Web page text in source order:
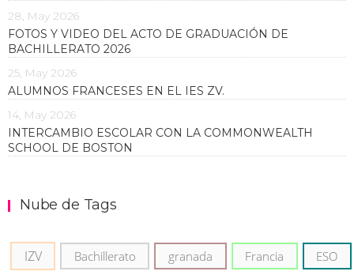
28, May 2026
FOTOS Y VIDEO DEL ACTO DE GRADUACIÓN DE
BACHILLERATO 2026
25, May 2026
ALUMNOS FRANCESES EN EL IES ZV.
14, May 2026
INTERCAMBIO ESCOLAR CON LA COMMONWEALTH
SCHOOL DE BOSTON
Nube de Tags
IZV Bachillerato granada Francia ESO